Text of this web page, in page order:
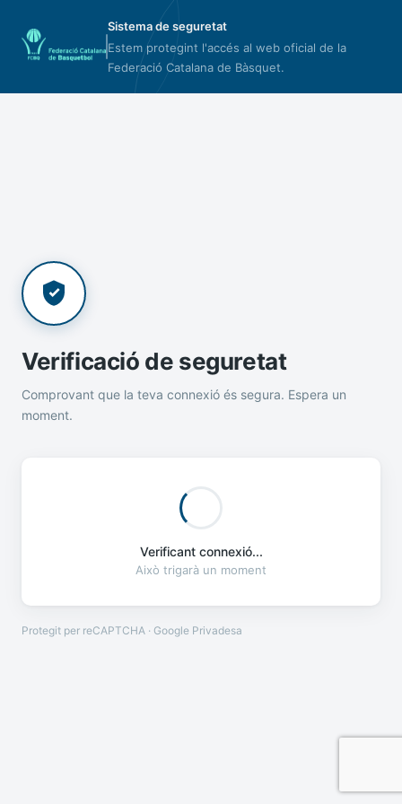
Sistema de seguretat
Estem protegint l'accés al web oficial de la
Federació Catalana de Bàsquet.
Verificació de seguretat
Comprovant que la teva connexió és segura. Espera un
moment.
Verificant connexió...
Això trigarà un moment
Protegit per reCAPTCHA · Google Privadesa